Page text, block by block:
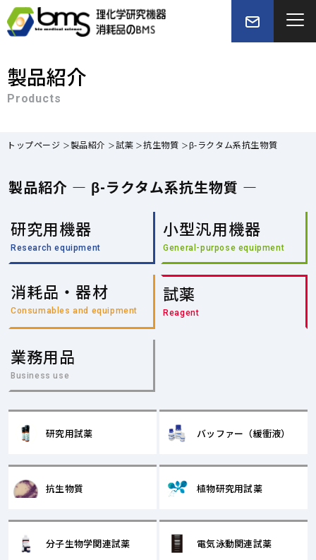
製品紹介
Products
トップページ 製品紹介 試薬 抗生物質 β-ラクタム系抗生物質
製品紹介 — β-ラクタム系抗生物質 —
研究用機器
Research equipment
小型汎用機器
General-purpose equipment
消耗品・器材
Consumables and equipment
試薬
Reagent
業務用品
Business use
研究用試薬 バッファー（緩衝液）
抗生物質 植物研究用試薬
分子生物学関連試薬 電気泳動関連試薬